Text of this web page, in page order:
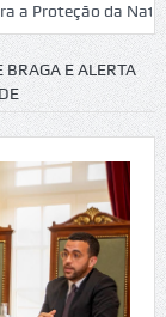
da Natureza
BRAGA E ALERTA